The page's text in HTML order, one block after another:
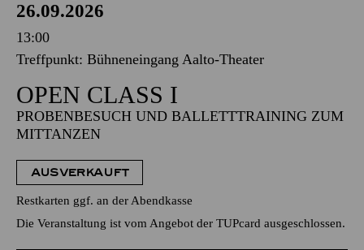
26.09.2026
13:00
Treffpunkt: Bühneneingang Aalto-Theater
OPEN CLASS I
PROBENBESUCH UND BALLETTTRAINING ZUM
MITTANZEN
AUSVERKAUFT
Restkarten ggf. an der Abendkasse
Die Veranstaltung ist vom Angebot der TUPcard ausgeschlossen.